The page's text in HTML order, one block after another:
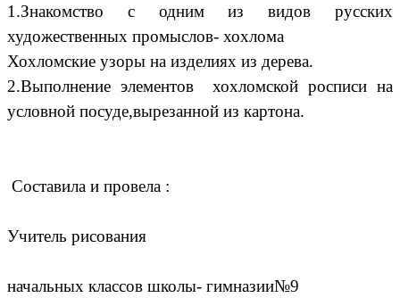
1.Знакомство с одним из видов русских
художественных промыслов- хохлома
Хохломские узоры на изделиях из дерева.
2.Выполнение элементов хохломской росписи на
условной посуде,вырезанной из картона.
Составила и провела :
Учитель рисования
начальных классов школы- гимназии№9